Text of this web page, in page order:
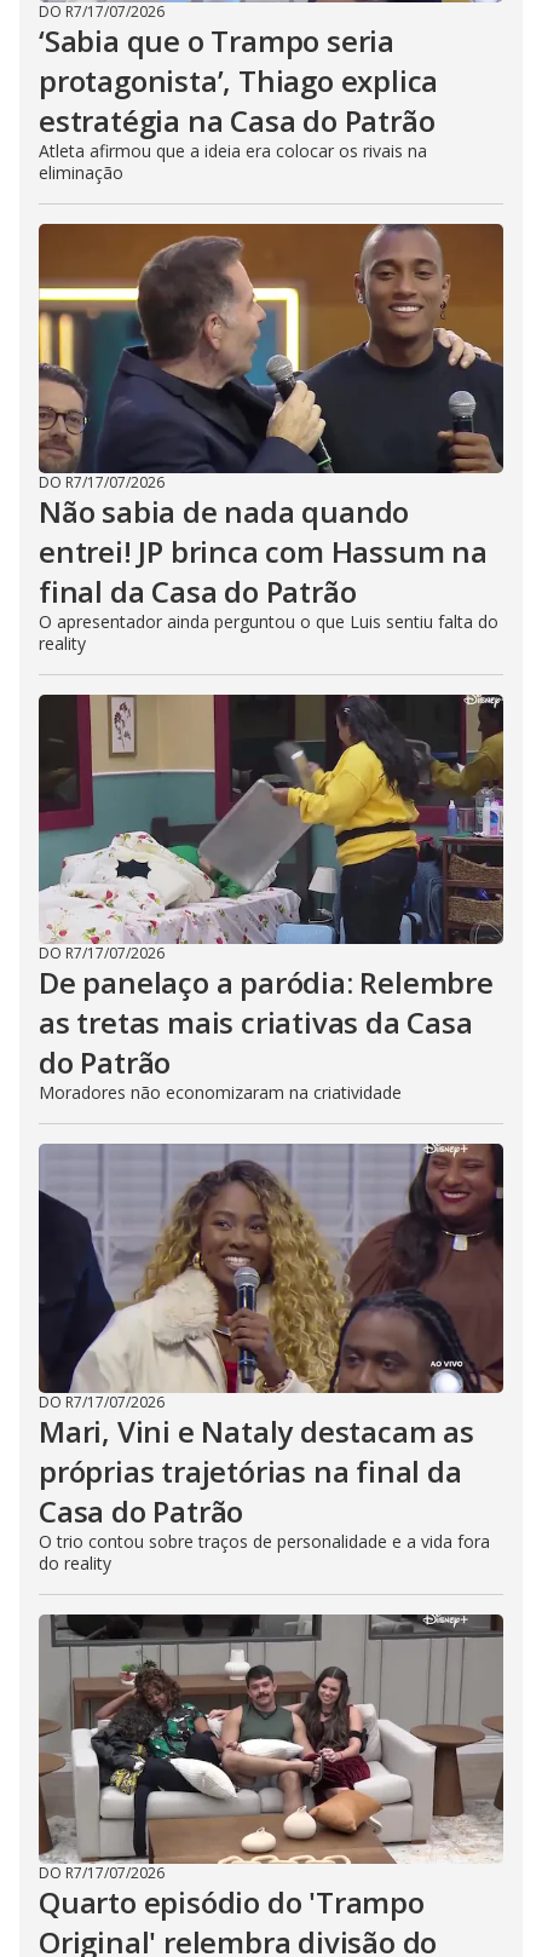
DO R7/17/07/2026
‘Sabia que o Trampo seria
protagonista’, Thiago explica
estratégia na Casa do Patrão
Atleta afirmou que a ideia era colocar os rivais na
eliminação
DO R7/17/07/2026
Não sabia de nada quando
entrei! JP brinca com Hassum na
final da Casa do Patrão
O apresentador ainda perguntou o que Luis sentiu falta do
reality
DO R7/17/07/2026
De panelaço a paródia: Relembre
as tretas mais criativas da Casa
do Patrão
Moradores não economizaram na criatividade
DO R7/17/07/2026
Mari, Vini e Nataly destacam as
próprias trajetórias na final da
Casa do Patrão
O trio contou sobre traços de personalidade e a vida fora
do reality
DO R7/17/07/2026
Quarto episódio do 'Trampo
Original' relembra divisão do